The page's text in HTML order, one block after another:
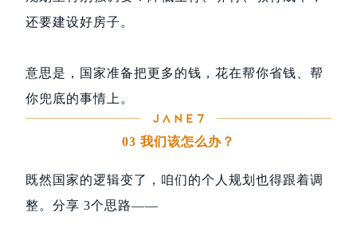
还要建设好房子。
意思是，国家准备把更多的钱，花在帮你省钱、帮
你兜底的事情上。
03 我们该怎么办？
既然国家的逻辑变了，咱们的个人规划也得跟着调
整。分享 3个思路——